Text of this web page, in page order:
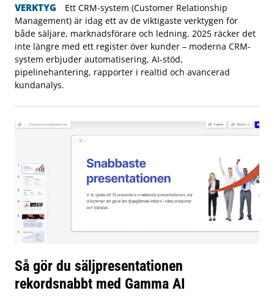
VERKTYG
Ett CRM-system (Customer Relationship
Management) är idag ett av de viktigaste verktygen för
både säljare, marknadsförare och ledning. 2025 räcker det
inte längre med ett register över kunder – moderna CRM-
system erbjuder automatisering, AI-stöd,
pipelinehantering, rapporter i realtid och avancerad
kundanalys.
Så gör du säljpresentationen
rekordsnabbt med Gamma AI